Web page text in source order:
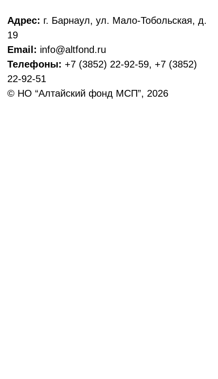
Адрес: г. Барнаул, ул. Мало-Тобольская, д.
19
Email: info@altfond.ru
Телефоны: +7 (3852) 22-92-59, +7 (3852)
22-92-51
© НО “Алтайский фонд МСП”, 2026